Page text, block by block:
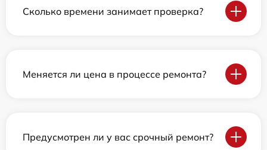
Сколько времени занимает проверка?
Меняется ли цена в процессе ремонта?
Предусмотрен ли у вас срочный ремонт?